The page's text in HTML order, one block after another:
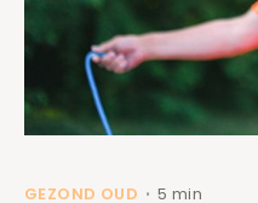
GEZOND OUD • 5 min